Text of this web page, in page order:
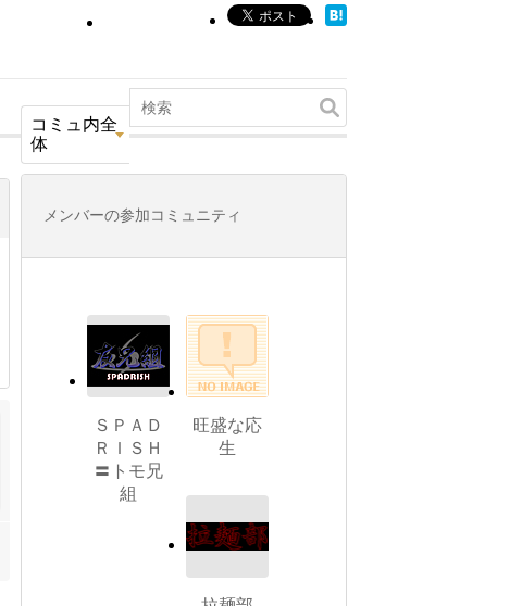
コミュ内全
体
メンバーの参加コミュニティ
ＳＰＡＤ
ＲＩＳＨ
〓トモ兄
組
旺盛な応
生